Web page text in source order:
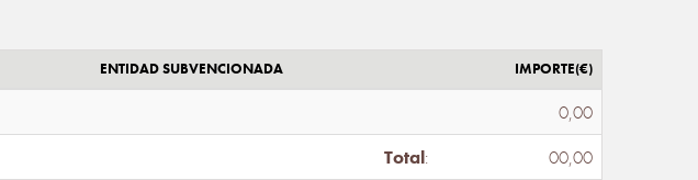
ENTIDAD SUBVENCIONADA IMPORTE(€)
0,00
Total: 00,00